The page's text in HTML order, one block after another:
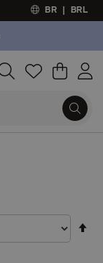
BR | BRL
Procura O Meu